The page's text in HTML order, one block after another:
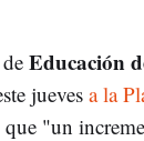
Educación
jueves a la
"un